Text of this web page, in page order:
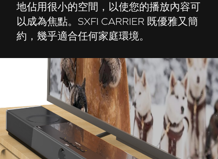
地佔用很小的空間，以使您的播放內容可
以成為焦點。SXFI CARRIER 既優雅又簡
約，幾乎適合任何家庭環境。